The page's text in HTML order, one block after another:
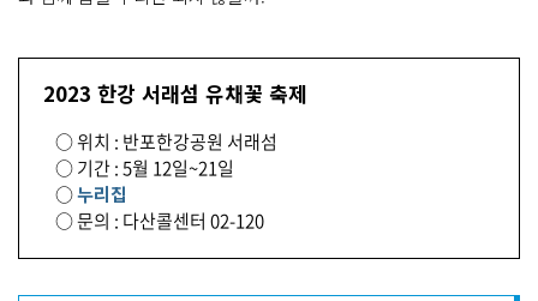
2023 한강 서래섬 유채꽃 축제
○ 위치 : 반포한강공원 서래섬
○ 기간 : 5월 12일~21일
○누리집
○ 문의 : 다산콜센터 02-120